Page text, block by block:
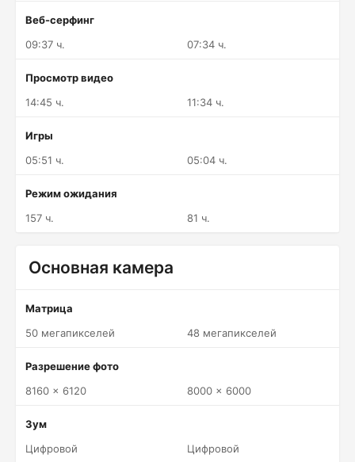
Веб-серфинг
09:37 ч.
07:34 ч.
Просмотр видео
14:45 ч.
11:34 ч.
Игры
05:51 ч.
05:04 ч.
Режим ожидания
157 ч.
81 ч.
Основная камера
Матрица
50 мегапикселей
48 мегапикселей
Разрешение фото
8160 x 6120
8000 x 6000
Зум
Цифровой
Цифровой